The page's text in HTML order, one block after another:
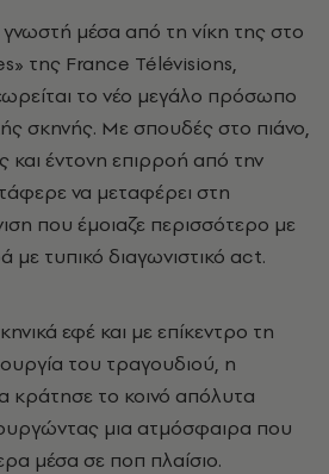
μέσα από τη νίκη της στο
της France Télévisions,
το νέο μεγάλο πρόσωπο
σκηνής. Με σπουδές στο πιάνο,
και έντονη επιρροή από την
να μεταφέρει στη
που έμοιαζε περισσότερο με
με τυπικό διαγωνιστικό act.
εφέ και με επίκεντρο τη
του τραγουδιού, η
κράτησε το κοινό απόλυτα
μια ατμόσφαιρα που
μέσα σε ποπ πλαίσιο.